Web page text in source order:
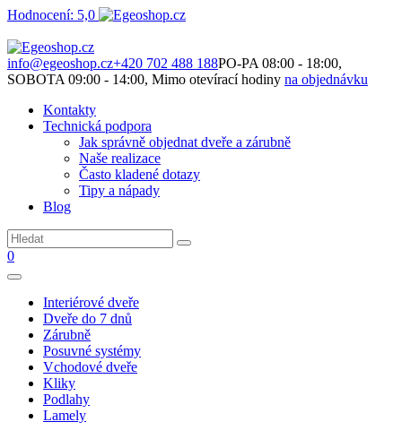
Hodnocení: 5,0
info@egeoshop.cz+420 702 488 188PO-PA 08:00 - 18:00,
SOBOTA 09:00 - 14:00, Mimo otevírací hodiny na objednávku
Kontakty
Technická podpora
Jak správně objednat dveře a zárubně
Naše realizace
Často kladené dotazy
Tipy a nápady
Blog
0
Interiérové dveře
Dveře do 7 dnů
Zárubně
Posuvné systémy
Vchodové dveře
Kliky
Podlahy
Lamely